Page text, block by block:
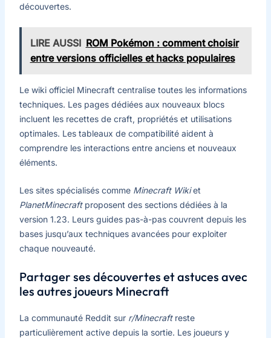
découvertes.
LIRE AUSSI ROM Pokémon : comment choisir
entre versions officielles et hacks populaires
Le wiki officiel Minecraft centralise toutes les informations
techniques. Les pages dédiées aux nouveaux blocs
incluent les recettes de craft, propriétés et utilisations
optimales. Les tableaux de compatibilité aident à
comprendre les interactions entre anciens et nouveaux
éléments.
Les sites spécialisés comme Minecraft Wikiet
PlanetMinecraftproposent des sections dédiées à la
version 1.23. Leurs guides pas-à-pas couvrent depuis les
bases jusqu’aux techniques avancées pour exploiter
chaque nouveauté.
Partager ses découvertes et astuces avec
les autres joueurs Minecraft
La communauté Reddit sur r/Minecraftreste
particulièrement active depuis la sortie. Les joueurs y